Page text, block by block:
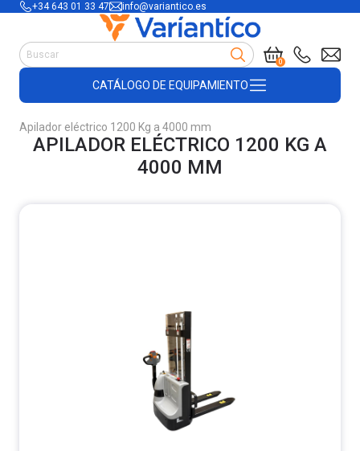
+34 643 01 33 47 info@variantico.es
0
CATÁLOGO DE EQUIPAMIENTO
Accesorios para carretillas
Útiles de almacén
Productos de plástico y madera
Encofrado
Apilador eléctrico 1200 Kg a 4000 mm
APILADOR ELÉCTRICO 1200 KG A
4000 MM